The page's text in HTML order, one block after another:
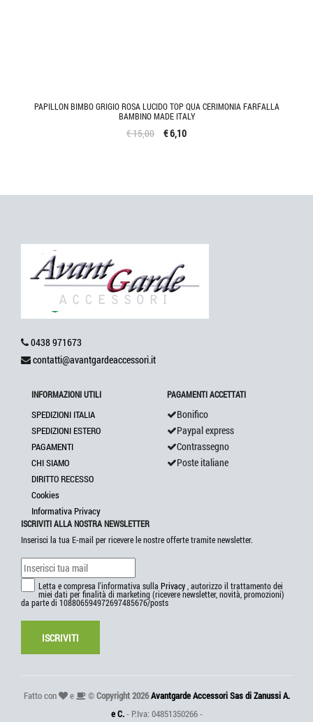
PAPILLON BIMBO GRIGIO ROSA LUCIDO TOP QUA CERIMONIA FARFALLA
BAMBINO MADE ITALY
€ 15,00 € 6,10
0438 971673
contatti@avantgardeaccessori.it
INFORMAZIONI UTILI
SPEDIZIONI ITALIA
SPEDIZIONI ESTERO
PAGAMENTI
CHI SIAMO
DIRITTO RECESSO
Cookies
Informativa Privacy
PAGAMENTI ACCETTATI
Bonifico
Paypal express
Contrassegno
Poste italiane
ISCRIVITI ALLA NOSTRA NEWSLETTER
Inserisci la tua E-mail per ricevere le nostre offerte tramite newsletter.
Letta e compresa l'informativa sulla Privacy , autorizzo il trattamento dei
miei dati per finalità di marketing (ricevere newsletter, novità, promozioni)
da parte di 108806594972697485676/posts
ISCRIVITI
Fatto con e ©Copyright 2026Avantgarde Accessori Sas di Zanussi A.
e C.- P.Iva: 04851350266 -